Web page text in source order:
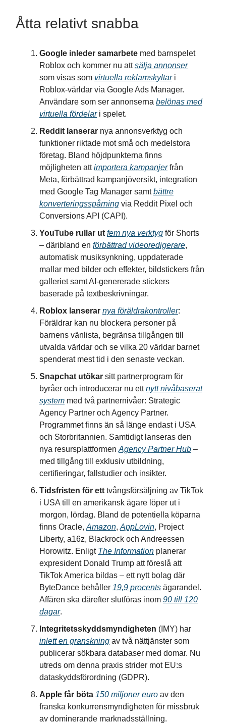
Åtta relativt snabba
Google inleder samarbete med barnspelet
Roblox och kommer nu attsälja annonser
som visas som virtuella reklamskyltari
Roblox-världar via Google Ads Manager.
Användare som ser annonserna belönas med
virtuella fördelari spelet.
Reddit lanserar nya annonsverktyg och
funktioner riktade mot små och medelstora
företag. Bland höjdpunkterna finns
möjligheten attimportera kampanjerfrån
Meta, förbättrad kampanjöversikt, integration
med Google Tag Manager samtbättre
konverteringsspårning via Reddit Pixel och
Conversions API (CAPI).
YouTube rullar ut fem nya verktyg för Shorts
– däribland en förbättrad videoredigerare,
automatisk musiksynkning, uppdaterade
mallar med bilder och effekter, bildstickers från
galleriet samt AI-genererade stickers
baserade på textbeskrivningar.
Roblox lanserar nya föräldrakontroller:
Föräldrar kan nu blockera personer på
barnens vänlista, begränsa tillgången till
utvalda världar och se vilka 20 världar barnet
spenderat mest tid i den senaste veckan.
Snapchat utökar sitt partnerprogram för
byråer och introducerar nu ettnytt nivåbaserat
system med två partnernivåer: Strategic
Agency Partner och Agency Partner.
Programmet finns än så länge endast i USA
och Storbritannien. Samtidigt lanseras den
nya resursplattformen Agency Partner Hub –
med tillgång till exklusiv utbildning,
certifieringar, fallstudier och insikter.
Tidsfristen för ett tvångsförsäljning av TikTok
i USA till en amerikansk ägare löper ut i
morgon, lördag. Bland de potentiella köparna
finns Oracle, Amazon, AppLovin, Project
Liberty, a16z, Blackrock och Andreessen
Horowitz. Enligt The Information planerar
expresident Donald Trump att föreslå att
TikTok America bildas – ett nytt bolag där
ByteDance behåller 19,9 procents ägarandel.
Affären ska därefter slutföras inom 90 till 120
dagar.
Integritetsskyddsmyndigheten (IMY) har
inlett en granskning av två nättjänster som
publicerar sökbara databaser med domar. Nu
utreds om denna praxis strider mot EU:s
dataskyddsförordning (GDPR).
Apple får böta 150 miljoner euro av den
franska konkurrensmyndigheten för missbruk
av dominerande marknadsställning.